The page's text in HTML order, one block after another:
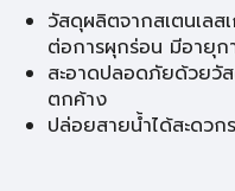
วัสดุผลิตจากสเตนเล
ต่อการผุกร่อน มีอายุก
สะอาดปลอดภัยด้วยวัส
ตกค้าง
ปล่อยสายน้ำได้สะดว